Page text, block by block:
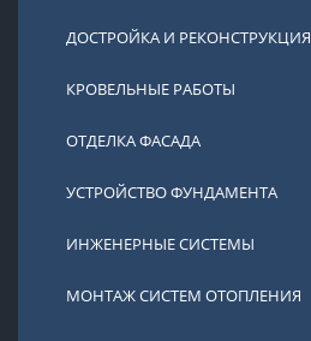
ДОСТРОЙКА И РЕКОНСТРУКЦИЯ
КРОВЕЛЬНЫЕ РАБОТЫ
ОТДЕЛКА ФАСАДА
УСТРОЙСТВО ФУНДАМЕНТА
ИНЖЕНЕРНЫЕ СИСТЕМЫ
МОНТАЖ СИСТЕМ ОТОПЛЕНИЯ